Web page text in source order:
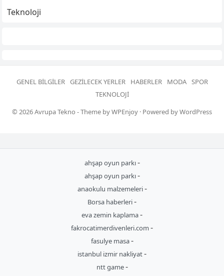
Teknoloji
GENEL BILGILER GEZILECEK YERLER HABERLER MODA SPOR
TEKNOLOJI
© 2026Avrupa Tekno - Theme byWPEnjoy · Powered byWordPress
ahşap oyun parkı-
ahşap oyun parkı-
anaokulu malzemeleri-
Borsa haberleri-
eva zemin kaplama-
fakrocatimerdivenleri.com -
fasulye masa-
istanbul izmir nakliyat-
ntt game-